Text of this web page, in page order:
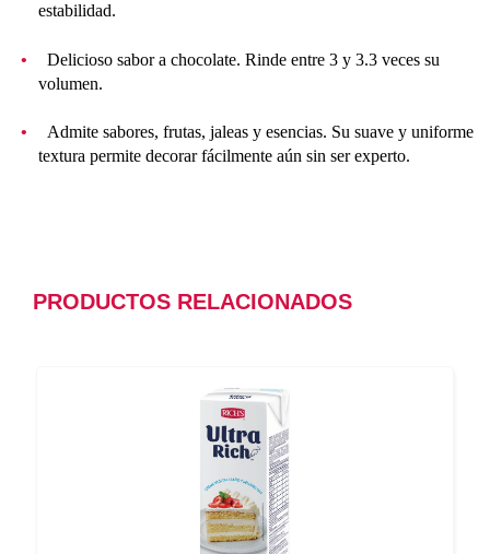
estabilidad.
Delicioso sabor a chocolate. Rinde entre 3 y 3.3 veces su
volumen.
Admite sabores, frutas, jaleas y esencias. Su suave y uniforme
textura permite decorar fácilmente aún sin ser experto.
PRODUCTOS RELACIONADOS